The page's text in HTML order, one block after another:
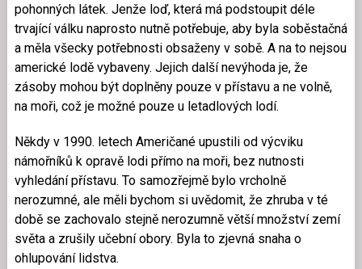
pohonných látek. Jenže loď, která má podstoupit déle
trvající válku naprosto nutně potřebuje, aby byla soběstačná
a měla všecky potřebnosti obsaženy v sobě. A na to nejsou
americké lodě vybaveny. Jejich další nevýhoda je, že
zásoby mohou být doplněny pouze v přístavu a ne volně,
na moři, což je možné pouze u letadlových lodí.
Někdy v 1990. letech Američané upustili od výcviku
námořníků k opravě lodi přímo na moři, bez nutnosti
vyhledání přístavu. To samozřejmě bylo vrcholně
nerozumné, ale měli bychom si uvědomit, že zhruba v té
době se zachovalo stejně nerozumně větší množství zemí
světa a zrušily učební obory. Byla to zjevná snaha o
ohlupování lidstva.